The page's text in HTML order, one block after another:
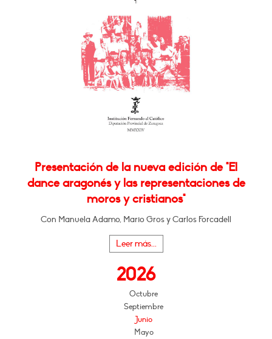
Presentación de la nueva edición de "El
dance aragonés y las representaciones de
moros y cristianos"
Con Manuela Adamo, Mario Gros y Carlos Forcadell
Leer más...
2026
Octubre
Septiembre
Junio
Mayo